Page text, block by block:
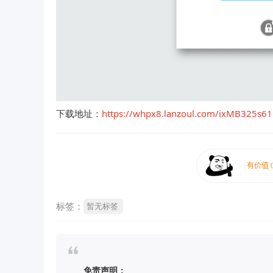
下载地址： https://whpx8.lanzoul.com/
标签： 暂无标签
免责声明：